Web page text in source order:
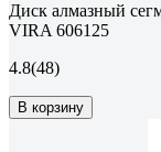
Диск алмазный
VIRA 606125
4.8(48)
В корзину